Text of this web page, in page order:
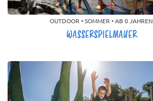
WASSERSPIELMAUER
OUTDOOR • SOMMER • AB 0 JAHREN